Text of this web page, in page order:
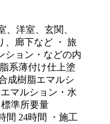
、洋室、玄関、
、廊下など ・ 旅
ション・などの内
系薄付け仕上塗
成樹脂エマルシ
マルション・水
標準所要量
間 24時間 ・施工